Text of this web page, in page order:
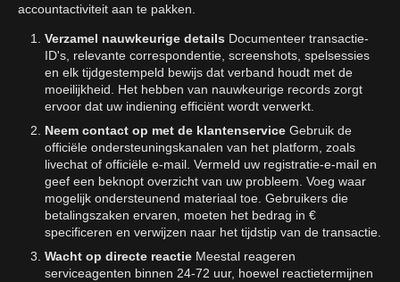
accountactiviteit aan te pakken.
Verzamel nauwkeurige details Documenteer transactie-
ID's, relevante correspondentie, screenshots, spelsessies
en elk tijdgestempeld bewijs dat verband houdt met de
moeilijkheid. Het hebben van nauwkeurige records zorgt
ervoor dat uw indiening efficiënt wordt verwerkt.
Neem contact op met de klantenservice Gebruik de
officiële ondersteuningskanalen van het platform, zoals
livechat of officiële e-mail. Vermeld uw registratie-e-mail en
geef een beknopt overzicht van uw probleem. Voeg waar
mogelijk ondersteunend materiaal toe. Gebruikers die
betalingszaken ervaren, moeten het bedrag in €
specificeren en verwijzen naar het tijdstip van de transactie.
Wacht op directe reactie Meestal reageren
serviceagenten binnen 24-72 uur, hoewel reactietermijnen